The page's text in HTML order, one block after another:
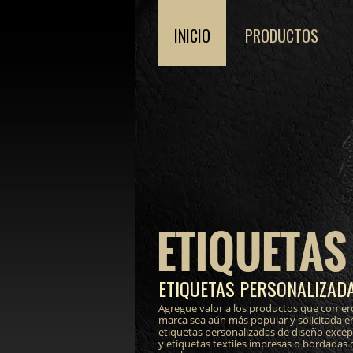
ETIQUETAS
Agregue valor a los productos que
marca sea aún más popular y solicitada
etiquetas personalizadas de diseño
y etiquetas textiles impresas o bordadas
INICIO PRODUCTOS